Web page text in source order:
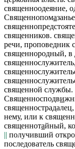
священноодеяние,
Священнопомазанье
священников.
речи, проповедник
священнородный, в
священнослужитель
священной службы.
Священносподви
священнострадалец
нему, или к
священнотайный,
|| получивший
последователь